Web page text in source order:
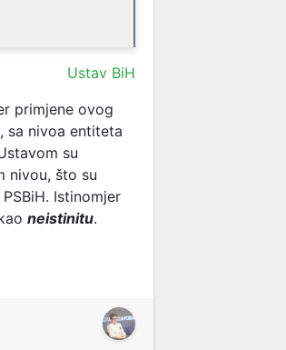
Ustav BiH
primjene ovog
sa nivoa entiteta
su
nivou, što su
Istinomjer
neistinitu.